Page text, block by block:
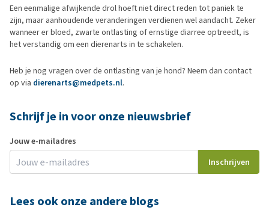
Een eenmalige afwijkende drol hoeft niet direct reden tot paniek te
zijn, maar aanhoudende veranderingen verdienen wel aandacht. Zeker
wanneer er bloed, zwarte ontlasting of ernstige diarree optreedt, is
het verstandig om een dierenarts in te schakelen.
Heb je nog vragen over de ontlasting van je hond? Neem dan contact
op via dierenarts@medpets.nl.
Schrijf je in voor onze nieuwsbrief
Jouw e-mailadres
Inschrijven
Lees ook onze andere blogs